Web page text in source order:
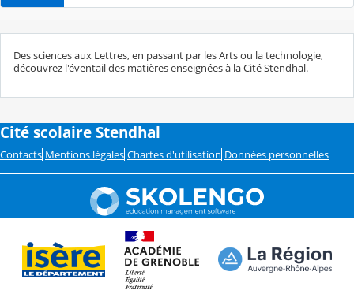
Des sciences aux Lettres, en passant par les Arts ou la technologie,
découvrez l'éventail des matières enseignées à la Cité Stendhal.
Cité scolaire Stendhal
Contacts Mentions légales Chartes d'utilisation Données personnelles